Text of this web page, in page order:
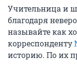
Учительница и
благодаря
называйте как
корреспонденту
историю. По их